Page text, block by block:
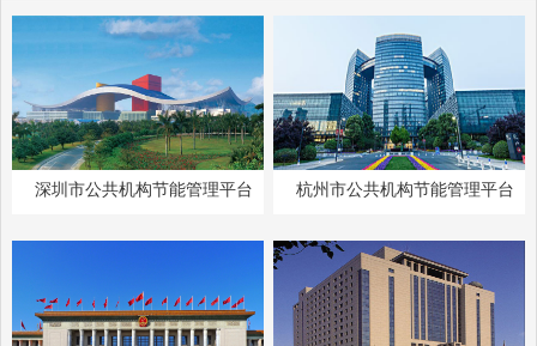
深圳市公共机构节能管理平台 杭州市公共机构节能管理平台